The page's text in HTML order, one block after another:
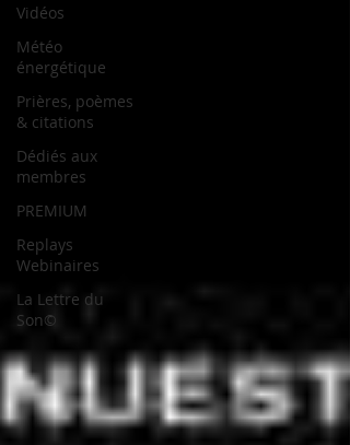
Vidéos
Météo
énergétique
Prières, poèmes
& citations
Dédiés aux
membres
PREMIUM
Replays
Webinaires
La Lettre du
Son©